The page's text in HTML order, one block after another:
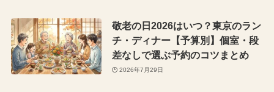
敬老の日2026はいつ？東京のラン
チ・ディナー【予算別】個室・段
差なしで選ぶ予約のコツまとめ
2026年7月29日